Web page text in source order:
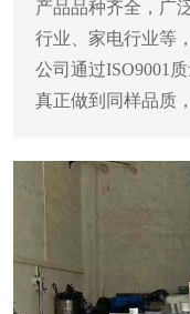
产品品种齐全，广
行业、家电行业等
公司通过ISO9001
真正做到同样品质